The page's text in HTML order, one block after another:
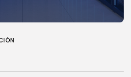
PINEDA 21 JULIO, 2026